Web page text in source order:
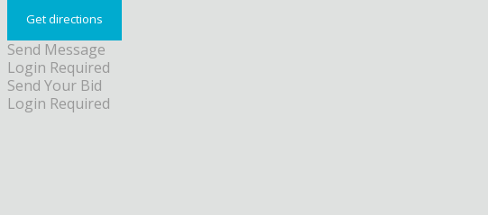
Send Message
Login Required
Send Your Bid
Login Required